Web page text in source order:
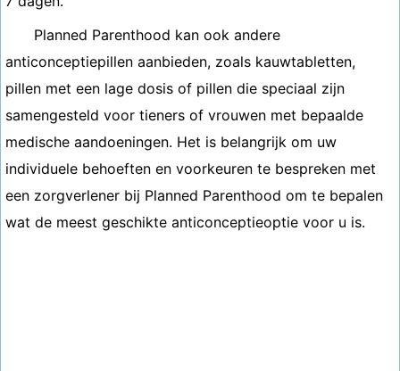
Planned Parenthood kan ook andere
anticonceptiepillen aanbieden, zoals kauwtabletten,
pillen met een lage dosis of pillen die speciaal zijn
samengesteld voor tieners of vrouwen met bepaalde
medische aandoeningen. Het is belangrijk om uw
individuele behoeften en voorkeuren te bespreken met
een zorgverlener bij Planned Parenthood om te bepalen
wat de meest geschikte anticonceptieoptie voor u is.